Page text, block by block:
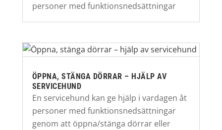
personer med funktionsnedsättningar
ÖPPNA, STÄNGA DÖRRAR – HJÄLP AV
SERVICEHUND
En servicehund kan ge hjälp i vardagen åt
personer med funktionsnedsättningar
genom att öppna/stänga dörrar eller